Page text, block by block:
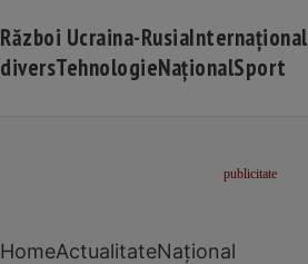
Război Ucraina-RusiaInternațional
diversTehnologieNaționalSport
HomeActualitateNațional